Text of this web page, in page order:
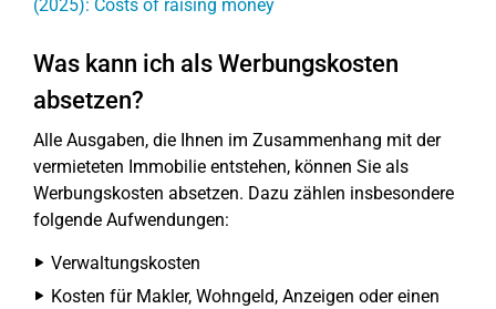
(2025): Costs of raising money
Was kann ich als Werbungskosten
absetzen?
Alle Ausgaben, die Ihnen im Zusammenhang mit der
vermieteten Immobilie entstehen, können Sie als
Werbungskosten absetzen. Dazu zählen insbesondere
folgende Aufwendungen:
Verwaltungskosten
Kosten für Makler, Wohngeld, Anzeigen oder einen